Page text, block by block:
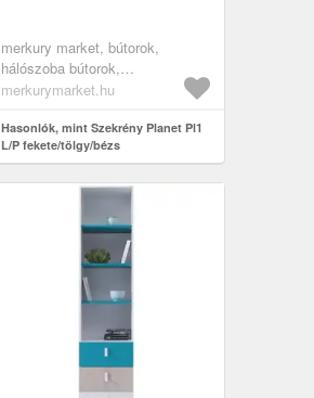
merkury market, bútorok,
hálószoba bútorok,
gardróbszekrények,
szekrények, nyílóajtós
szekrények, szekrények
összes termék, szekrények,
ifjúsági bútorok, ifjúsági
merkurymarket.hu
Hasonlók, mint Szekrény Planet Pl1
L/P fekete/tölgy/bézs